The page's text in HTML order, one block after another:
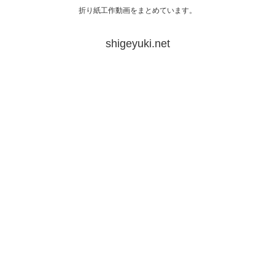
折り紙工作動画をまとめています。
shigeyuki.net